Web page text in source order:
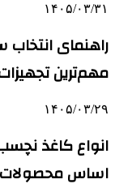
۱۴۰۵/۰۳/۳۱
راهنمای
مهم‌ترین
۱۴۰۵/۰۳/۲۹
انواع کاغذ
اساس محصولات